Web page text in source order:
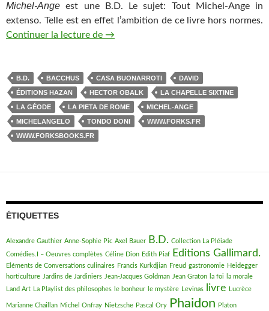
Michel-Ange est une B.D. Le sujet: Tout Michel-Ange in
extenso. Telle est en effet l’ambition de ce livre hors normes.
Continuer la lecture de Michel-Ange sous le bras. Pas en
→
B.D. BACCHUS CASA BUONARROTI
DAVID
ÉDITIONS HAZAN
HECTOR OBALK
LA CHAPELLE SIXTINE
LA GÉODE
LA PIETA DE ROME
MICHEL-ANGE
MICHELANGELO
TONDO DONI
WWW.FORKS.FR
WWW.FORKSBOOKS.FR
ÉTIQUETTES
Alexandre Gauthier Anne-Sophie Pic Axel Bauer B.D. Collection La Pléiade
Comédies.I – Oeuvres complètes Céline Dion Edith Piaf Editions Gallimard.
Eléments de Conversations culinaires Francis Kurkdjian Freud gastronomie Heidegger
horticulture Jardins de Jardiniers Jean-Jacques Goldman Jean Graton la foi
la morale
Land Art La Playlist des philosophes le bonheur le mystère Levinas livre Lucrèce
Marianne Chaillan Michel Onfray Nietzsche Pascal Ory Phaidon Platon